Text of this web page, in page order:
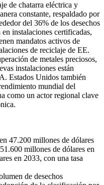
de chatarra eléctrica y
constante, respaldado por
del 36% de los desechos
instalaciones certificadas,
mandatos activos de
de reciclaje de EE.
de metales preciosos,
instalaciones están
Estados Unidos también
mundial del
como un actor regional clave
47.200 millones de dólares
millones de dólares en
en 2033, con una tasa
de desechos